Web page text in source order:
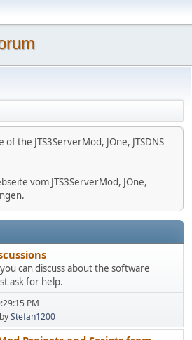
the JTS3ServerMod, JOne, JTSDNS
vom JTS3ServerMod, JOne,
can discuss about the software
ask for help.
PM
byStefan1200